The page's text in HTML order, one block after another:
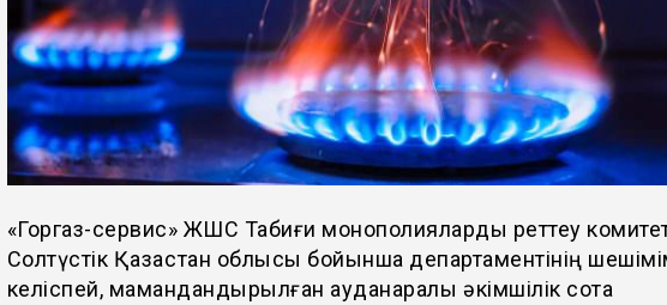
«Горгаз-сервис» ЖШС Табиғи монополияларды реттеу
Солтүстік Қазақстан облысы бойынша департаментінің
келіспей, мамандандырылған ауданаралық әкімшілік сотқа